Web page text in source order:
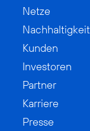
Netze
Nachhaltigkeit
Kunden
Investoren
Partner
Karriere
Presse